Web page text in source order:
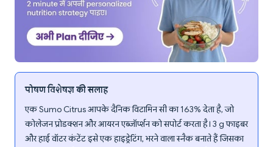
पोषण विशेषज्ञ की सलाह
एक Sumo Citrus आपके दैनिक विटामिन सी का 163% देता है, जो
कोलेजन प्रोडक्शन और आयरन एब्जॉर्प्शन को सपोर्ट करता है। 3 g फाइबर
और हाई वॉटर कंटेंट इसे एक हाइड्रेटिंग, भरने वाला स्नैक बनाते हैं जिसका